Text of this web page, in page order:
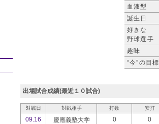
血液型
誕生日
好きな
野球選手
趣味
“今”の目標
出場試合成績(最近１０試合)
対戦日 対戦相手 打数 安打
09.16 慶應義塾大学 0 0